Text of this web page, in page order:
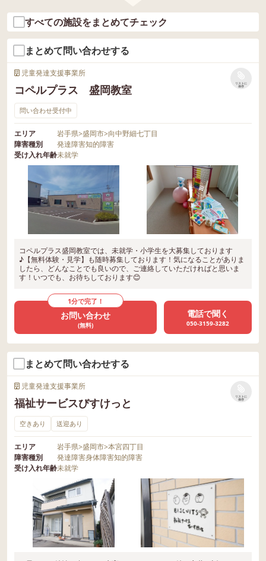
すべての施設をまとめてチェック
まとめて問い合わせする
児童発達支援事業所
コペルプラス 盛岡教室
リストに
保存
問い合わせ受付中
エリア 岩手県>盛岡市>向中野細七丁目
障害種別
発達障害知的障害
受け入れ年齢未就学
コペルプラス盛岡教室では、未就学・小学生を大募集しております
♪【無料体験・見学】も随時募集しております！気になることがありま
したら、どんなことでも良いので、ご連絡していただければと思いま
す！いつでも、お待ちしております😊
1分で完了！
お問い合わせ
(無料)
電話で聞く
050-3159-3282
まとめて問い合わせする
児童発達支援事業所
福祉サービスびすけっと
リストに
保存
空きあり 送迎あり
エリア 岩手県>盛岡市>本宮四丁目
障害種別
発達障害身体障害知的障害
受け入れ年齢未就学